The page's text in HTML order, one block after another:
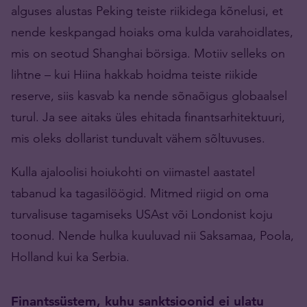
alguses alustas Peking teiste riikidega kõnelusi, et
nende keskpangad hoiaks oma kulda varahoidlates,
mis on seotud Shanghai börsiga. Motiiv selleks on
lihtne – kui Hiina hakkab hoidma teiste riikide
reserve, siis kasvab ka nende sõnaõigus globaalsel
turul. Ja see aitaks üles ehitada finantsarhitektuuri,
mis oleks dollarist tunduvalt vähem sõltuvuses.
Kulla ajaloolisi hoiukohti on viimastel aastatel
tabanud ka tagasilöögid. Mitmed riigid on oma
turvalisuse tagamiseks USAst või Londonist koju
toonud. Nende hulka kuuluvad nii Saksamaa, Poola,
Holland kui ka Serbia.
Finantssüstem, kuhu sanktsioonid ei ulatu